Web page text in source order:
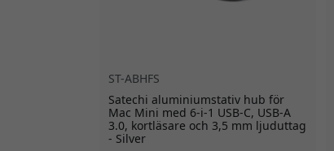
ST-ABHFS
Satechi aluminiumstativ hub för
Mac Mini med 6-i-1 USB-C, USB-A
3.0, kortläsare och 3,5 mm ljuduttag
- Silver